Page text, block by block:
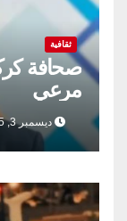
ثقافية
صحافة
مرعي
ديسمبر 3, 2025